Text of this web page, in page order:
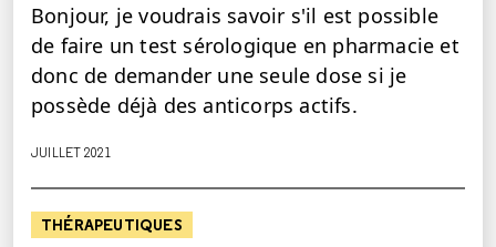
Bonjour, je voudrais savoir s'il est possible
de faire un test sérologique en pharmacie et
donc de demander une seule dose si je
possède déjà des anticorps actifs.
JUILLET 2021
THÉRAPEUTIQUES